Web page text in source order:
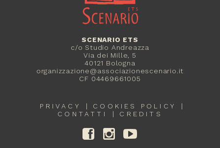
SCENARIO ETS
c/o Studio Andreazza
Via dei Mille, 5
40121 Bologna
organizzazione@associazionescenario.it
CF 04469661005
PRIVACY
COOKIES POLICY
CONTATTI
CREDITS